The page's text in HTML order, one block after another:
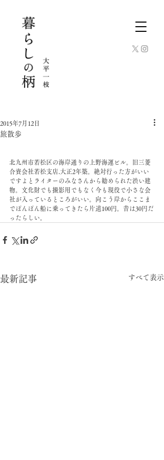
旅散歩
2015年7月12日
北九州市若松区の海岸通りの上野海運ビル。旧三菱
合資会社若松支店.大正2年築。絶対行った方がいい
ですよとライターのみなさんから勧められた渋い建
物。文化財でも撮影用でもなく今も現役で小さな会
社が入っているところがいい。向こう岸からここま
でぽんぽん船に乗ってきたら片道100円。昔は30円だ
ったらしい。
最新記事 すべて表示